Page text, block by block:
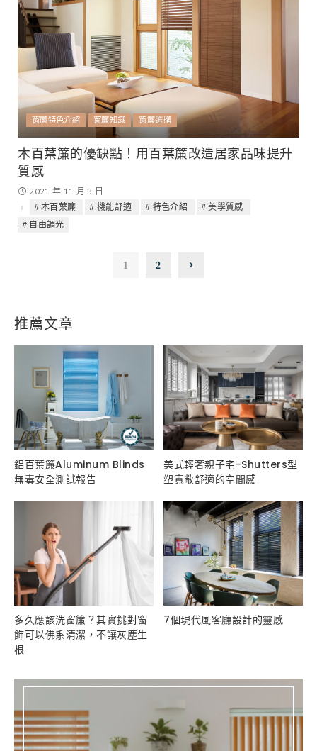
窗簾特色介紹 窗簾知識 窗簾選購
木百葉簾的優缺點！用百葉簾改造居家品味提升
質感
2021 年 11 月 3 日
木百葉簾
機能舒適 特色介紹
美學質感
自由調光
1 2
推薦文章
鋁百葉簾Aluminum Blinds
無毒安全測試報告
美式輕奢親子宅-Shutters型
塑寬敞舒適的空間感
多久應該洗窗簾？其實挑對窗
飾可以佛系清潔，不讓灰塵生
根
7個現代風客廳設計的靈感